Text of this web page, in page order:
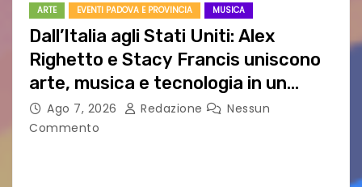
ARTE EVENTI PADOVA E PROVINCIA MUSICA
Dall’Italia agli Stati Uniti: Alex
Righetto e Stacy Francis uniscono
arte, musica e tecnologia in un
nuovo progetto internazionale”
Ago 7, 2026 Redazione
Nessun
Commento